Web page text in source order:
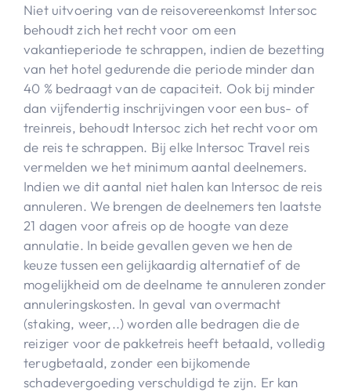
Niet uitvoering van de reisovereenkomst Intersoc
behoudt zich het recht voor om een
vakantieperiode te schrappen, indien de bezetting
van het hotel gedurende die periode minder dan
40 % bedraagt van de capaciteit. Ook bij minder
dan vijfendertig inschrijvingen voor een bus- of
treinreis, behoudt Intersoc zich het recht voor om
de reis te schrappen. Bij elke Intersoc Travel reis
vermelden we het minimum aantal deelnemers.
Indien we dit aantal niet halen kan Intersoc de reis
annuleren. We brengen de deelnemers ten laatste
21 dagen voor afreis op de hoogte van deze
annulatie. In beide gevallen geven we hen de
keuze tussen een gelijkaardig alternatief of de
mogelijkheid om de deelname te annuleren zonder
annuleringskosten. In geval van overmacht
(staking, weer,..) worden alle bedragen die de
reiziger voor de pakketreis heeft betaald, volledig
terugbetaald, zonder een bijkomende
schadevergoeding verschuldigd te zijn. Er kan